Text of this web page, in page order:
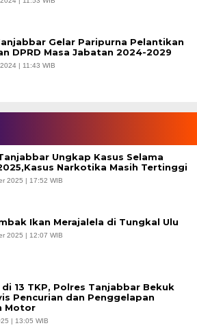
Gelar Paripurna Pelantikan
DPRD Masa Jabatan 2024-2029
| 11:43 WIB
Ungkap Kasus Selama
Narkotika Masih Tertinggi
2025 | 17:52 WIB
Ikan Merajalela di Tungkal Ulu
2025 | 12:07 WIB
di 13 TKP, Polres Tanjabbar Bekuk
Pencurian dan Penggelapan
Motor
| 13:05 WIB